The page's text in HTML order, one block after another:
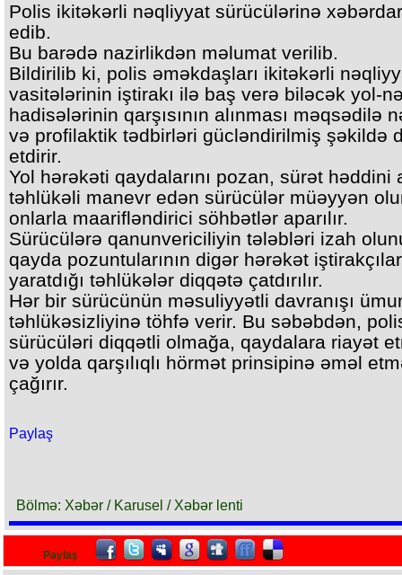
Polis ikitəkərli nəqliyyat sürücülərinə
edib.
Bu barədə nazirlikdən məlumat verilib.
Bildirilib ki, polis əməkdaşları ikitəkərli
vasitələrinin iştirakı ilə baş verə biləcək yol-
hadisələrinin qarşısının alınması məqsədilə
və profilaktik tədbirləri gücləndirilmiş şəkildə
etdirir.
Yol hərəkəti qaydalarını pozan, sürət həddini
təhlükəli manevr edən sürücülər müəyyən
onlarla maarifləndirici söhbətlər aparılır.
Sürücülərə qanunvericiliyin tələbləri izah
qayda pozuntularının digər hərəkət
yaratdığı təhlükələr diqqətə çatdırılır.
Hər bir sürücünün məsuliyyətli davranışı
təhlükəsizliyinə töhfə verir. Bu səbəbdən,
sürücüləri diqqətli olmağa, qaydalara riayət
və yolda qarşılıqlı hörmət prinsipinə əməl
çağırır.
Paylaş
Bölmə: Xəbər / Karusel / Xəbər lenti
Paylaş